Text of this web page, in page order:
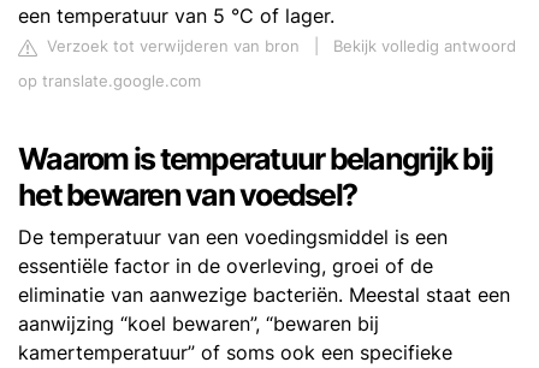
een temperatuur van 5 °C of lager.
Verzoek tot verwijderen van bron
Bekijk volledig antwoord
op translate.google.com
Waarom is temperatuur belangrijk bij
het bewaren van voedsel?
De temperatuur van een voedingsmiddel is een
essentiële factor in de overleving, groei of de
eliminatie van aanwezige bacteriën. Meestal staat een
aanwijzing “koel bewaren”, “bewaren bij
kamertemperatuur” of soms ook een specifieke